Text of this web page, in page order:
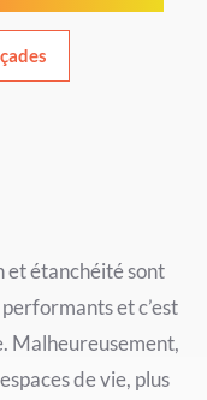
et étanchéité sont
et c’est
Malheureusement,
de vie, plus